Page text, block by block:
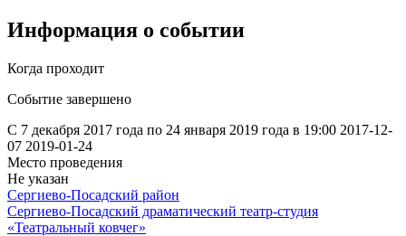
Информация о событии
Когда проходит
Событие завершено
С 7 декабря 2017 года по 24 января 2019 года в 19:00 2017-12-
07 2019-01-24
Место проведения
Не указан
Сергиево-Посадский район
Сергиево-Посадский драматический театр-студия
«Театральный ковчег»